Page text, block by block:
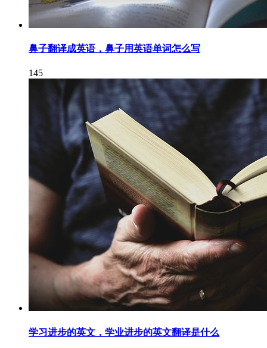
鼻子翻译成英语，鼻子用英语单词怎么写
145
学习进步的英文，学业进步的英文翻译是什么